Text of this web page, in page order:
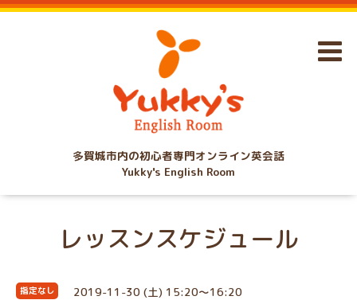
多賀城市内の初心者専門オンライン英会話
Yukky's English Room
レッスンスケジュール
指定なし 2019-11-30 (土) 15:20～16:20